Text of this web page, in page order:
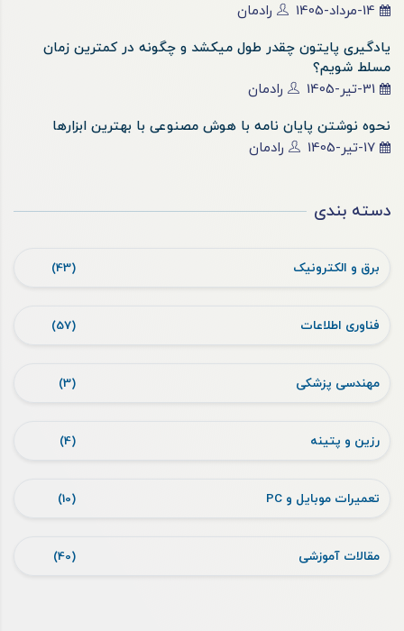
14-مرداد-1405
رادمان
یادگیری پایتون چقدر طول میکشد و چگونه در کمترین زمان
مسلط شویم؟
31-تیر-1405
رادمان
نحوه نوشتن پایان نامه با هوش مصنوعی با بهترین ابزارها
17-تیر-1405
رادمان
دسته بندی
برق و الکترونیک (43)
فناوری اطلاعات (57)
مهندسی پزشکی (3)
رزین و پتینه (4)
تعمیرات موبایل و PC (10)
مقالات آموزشی (40)